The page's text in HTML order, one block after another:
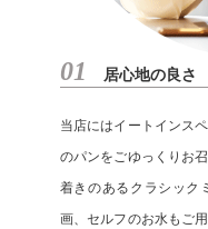
01 居心地の良さ
当店にはイートインス
のパンをごゆっくりお
着きのあるクラシック
画、セルフのお水もご